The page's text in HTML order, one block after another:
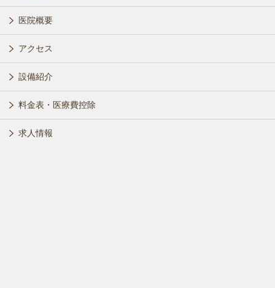
医院概要
アクセス
設備紹介
料金表・医療費控除
求人情報